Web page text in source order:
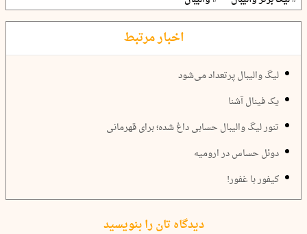
اخبار مرتبط
لیگ والیبال پرتعداد می‌شود
یک فینال آشنا
تنور لیگ والیبال حسابی داغ شده؛ برای قهرمانی
دوئل حساس در ارومیه
کیفور با غفور!
دیدگاه تان را بنویسید